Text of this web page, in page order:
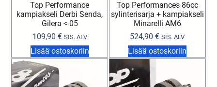
Top Performance
kampiakseli Derbi Senda,
Gilera <-05
109,90 € SIS. ALV
Lisää ostoskoriin
Top Performances 86cc
sylinterisarja + kampiakseli
Minarelli AM6
524,90€ SIS. ALV
Lisää ostoskoriin